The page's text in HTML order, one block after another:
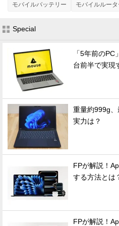
モバイルバッテリー モバイルルータ
Special
「5年前の
台前半で実現
重量約999g
実力は？
FPが解説！
する方法とは
FPが解説！